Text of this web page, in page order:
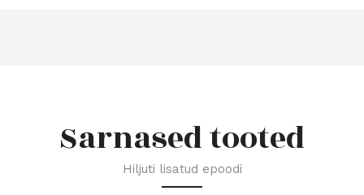
Sarnased tooted
Hiljuti lisatud epoodi